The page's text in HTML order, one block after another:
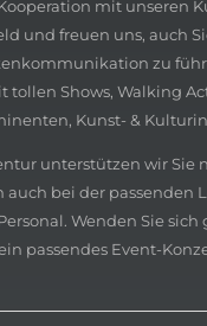
mit unseren
und freuen uns, auch
zu
Shows, Walking
Kunst- &
unterstützen wir Sie
auch bei der passenden
Wenden Sie sich
passendes Event-